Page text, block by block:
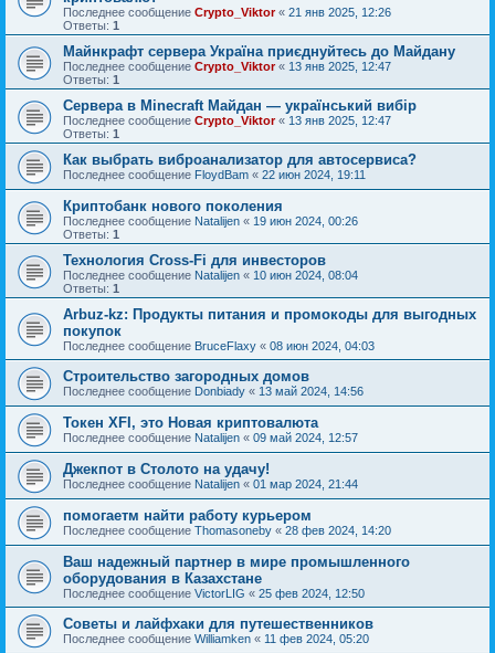
Последнее сообщение Crypto_Viktor« 21 янв 2025, 12:26
Ответы: 1
Майнкрафт сервера Україна приєднуйтесь до Майдану
Последнее сообщение Crypto_Viktor« 13 янв 2025, 12:47
Ответы: 1
Сервера в Minecraft Майдан — український вибір
Последнее сообщение Crypto_Viktor« 13 янв 2025, 12:47
Ответы: 1
Как выбрать виброанализатор для автосервиса?
Последнее сообщение FloydBam « 22 июн 2024, 19:11
Криптобанк нового поколения
Последнее сообщение Natalijen « 19 июн 2024, 00:26
Ответы: 1
Технология Cross-Fi для инвесторов
Последнее сообщение Natalijen « 10 июн 2024, 08:04
Ответы: 1
Arbuz-kz: Продукты питания и промокоды для выгодных
покупок
Последнее сообщение BruceFlaxy « 08 июн 2024, 04:03
Строительство загородных домов
Последнее сообщение Donbiady « 13 май 2024, 14:56
Токен XFI, это Новая криптовалюта
Последнее сообщение Natalijen « 09 май 2024, 12:57
Джекпот в Столото на удачу!
Последнее сообщение Natalijen « 01 мар 2024, 21:44
помогаетм найти работу курьером
Последнее сообщение Thomasoneby « 28 фев 2024, 14:20
Ваш надежный партнер в мире промышленного
оборудования в Казахстане
Последнее сообщение VictorLIG « 25 фев 2024, 12:50
Советы и лайфхаки для путешественников
Последнее сообщение Williamken « 11 фев 2024, 05:20